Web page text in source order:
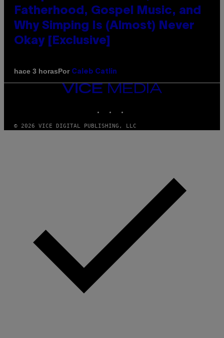
Fatherhood, Gospel Music, and
Why Simping Is (Almost) Never
Okay [Exclusive]
hace 3 horasPor Caleb Catlin
VICE
MEDIA
© 2026 VICE DIGITAL PUBLISHING, LLC